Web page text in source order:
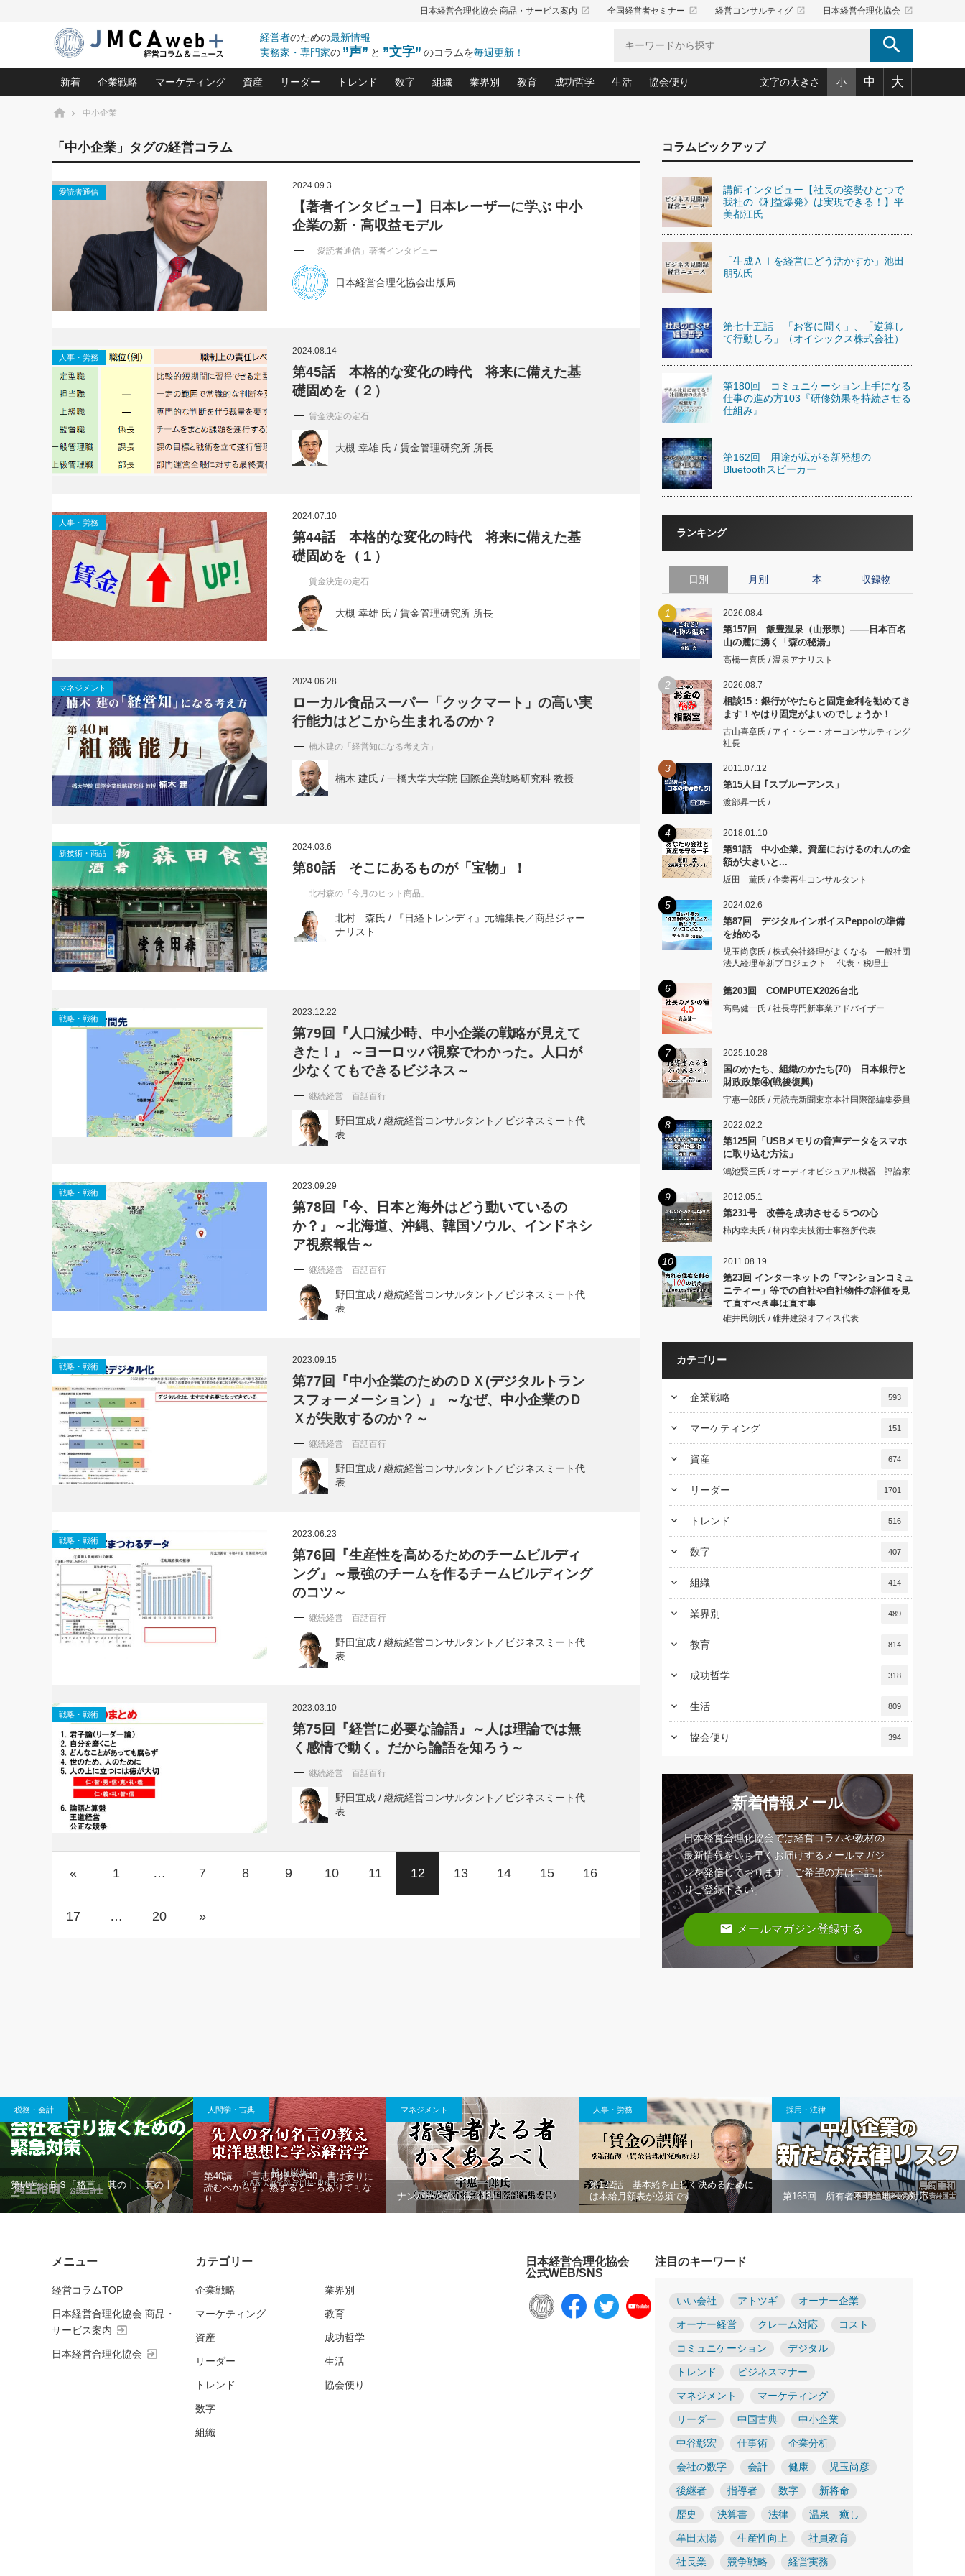
日本経営合理化協会 商品・サービス案内 launch 全国経営者セミナー launch 経営コンサルティグ launch 日本経営合理化協会 launch
経営者のための最新情報
実務家・専門家の ”声” と ”文字” のコラムを毎週更新！ search
新着
相談15：銀行がやたらと固定金
利を勧めてきます！やはり固定
がよいのでしょうか！
2026.08.7
第153回「内需企業があっとい
う間にグローバル成長企業に」
FOOD & LIFE COMPANIES
2026.08.5
スピーチ」ネタ帳（2026年8月5
2026.08.5 2026.08.5
第86回 「言葉狩り」
もっとみる
企業戦略
中小企業の「１位づくり」戦略(96)
利益を最大化する「業務改善」横田尚哉氏(5)
強い会社を築く ビジネス・クリニック(240)
日本レーザー「人を大切にしながら利益を上げる経営」の極意
武器としてのM&A入門(3)
社長のための“儲かる通販”戦略視点(151)
継続経営 百話百行(85)
マーケティング
ネット戦略成功の秘訣 圧倒的に儲かる仕組みづくり講座(12)
ビジネスを一瞬で制する！一流グローバル経営者は知ってい
ロングセラーの玉手箱(9)
大復活＆快進撃！ユニバーサルスタジオジャパンの成功要因と
は(5)
最高の自分を表現する 成功イメージ戦略(77)
酒井光雄 成功事例に学ぶ繁栄企業のブランド戦略(39)
資産
どうなる金融業界(39)
中国経済の最新動向(204)
事業承継の前に、決めておきたい、知っておきたい、やってお
きたいコト(12)
会社と社長のための資産管理講座(95)
深読み企業分析(153)
リーダー
ビジネスリーダー×次の一手「牟田太陽の社長業ネクスト」
ピョートル・F・グジバチの『経営戦略の新常識』(12)
指導者たる者かくあるべし(635)
朝礼・会議での「社長の３分間スピーチ」ネタ帳(159)
楠木建の「経営知になる考え方」(57)
次もあなたにお願いしたいと思われる「一流の仕事術」(28)
酒井英之の社長のビジョン実現道場(10)
トレンド
北村森の「今月のヒット商品」(109)
次の売れ筋をつかむ術(102)
社長のメシの種 4.0(206)
数字
おカネが残る決算書にするために、やっておきたいこと(34)
強い決算書の会社はココが違う！(36)
損益分岐点を下げる、Ｐ／Ｌ不況時代の新戦略(12)
決算書の“見える化”術(12)
賢い社長の「経理財務の見どころ・勘どころ・ツッコミどこ
組織
中小企業の新たな法律リスク(178)
賃金決定の定石(68)
顧客・社員・社会から支持される「ウェルビーイング経営入
業界別
売れる住宅を創る 100の視点(100)
大久保一彦の“流行る”お店の仕組みづくり(210)
柿内幸夫─社長のための現場改善(174)
教育
あなただからお願いしたいと思われる 気配りの達人(127)
クレーム対応の新知識と新常識(57)
デキル社員に育てる！ 社員教育の決め手(203)
東川鷹年の「中小企業の人育て」(38)
業績アップにつながる！ワンランク上の手紙・メール術(100)
欧米資産家に学ぶ二世教育(100)
成功哲学
中国哲学に学ぶ 不況は会社守成の好機(38)
令和時代の「社長の人間力の磨き方」(86)
先人の名句名言の教え 東洋思想に学ぶ経営学(132)
渡部昇一の「日本の指導者たち」(32)
経営に活かす“十八史略”(30)
生活
おのころ心平の ──社長のための「か・ら・だマネジメント」
デジタルＡＶを味方に！新・仕事術(180)
リーダー脳の鍛え方(32)
ワインを楽しむ基礎レッスン(12)
必読！社長が読むべき今月の4冊(88)
眼と耳で楽しむ読書術(162)
社長の「氣」(30)
米国スポーツ・ビジネスに学ぶ心理学(98)
高橋一喜の『これぞ！"本物の温泉"』(157)
協会便り
「愛読者通信」著者インタビュー(44)
ビジネス見聞録 経営ニュース(100)
作間信司の経営無形庵(けいえいむぎょうあん)(166)
経営セミナー情報局(1)
繁栄への着眼点 牟田太陽(76)
講話を聞いて学ぼう 実学・耳学・磨く「ミミガク」のすすめ
文字の大きさ 小 中 大
ホーム 中小企業
「中小企業」タグの経営コラム
愛読者通信
2024.09.3
【著者インタビュー】日本レーザーに学ぶ 中小
企業の新・高収益モデル
「愛読者通信」著者インタビュー
日本経営合理化協会出版局
人事・労務
2024.08.14
第45話 本格的な変化の時代 将来に備えた基
礎固めを（２）
賃金決定の定石
大槻 幸雄 氏 / 賃金管理研究所 所長
人事・労務
2024.07.10
第44話 本格的な変化の時代 将来に備えた基
礎固めを（１）
賃金決定の定石
大槻 幸雄 氏 / 賃金管理研究所 所長
マネジメント
2024.06.28
ローカル食品スーパー「クックマート」の高い実
行能力はどこから生まれるのか？
楠木建の「経営知になる考え方」
楠木 建氏 / 一橋大学大学院 国際企業戦略研究科 教授
新技術・商品
2024.03.6
第80話 そこにあるものが「宝物」！
北村森の「今月のヒット商品」
北村 森氏 / 『日経トレンディ』元編集長／商品ジャー
ナリスト
戦略・戦術
2023.12.22
第79回『人口減少時、中小企業の戦略が見えて
きた！』 ～ヨーロッパ視察でわかった。人口が
少なくてもできるビジネス～
継続経営 百話百行
野田宜成 / 継続経営コンサルタント／ビジネスミート代
表
戦略・戦術
2023.09.29
第78回『今、日本と海外はどう動いているの
か？』～北海道、沖縄、韓国ソウル、インドネシ
ア視察報告～
継続経営 百話百行
野田宜成 / 継続経営コンサルタント／ビジネスミート代
表
戦略・戦術
2023.09.15
第77回『中小企業のためのＤＸ(デジタルトラン
スフォーメーション）』 ～なぜ、中小企業のＤ
Ｘが失敗するのか？～
継続経営 百話百行
野田宜成 / 継続経営コンサルタント／ビジネスミート代
表
戦略・戦術
2023.06.23
第76回『生産性を高めるためのチームビルディ
ング』～最強のチームを作るチームビルディング
のコツ～
継続経営 百話百行
野田宜成 / 継続経営コンサルタント／ビジネスミート代
表
戦略・戦術
2023.03.10
第75回『経営に必要な論語』～人は理論では無
く感情で動く。だから論語を知ろう～
継続経営 百話百行
野田宜成 / 継続経営コンサルタント／ビジネスミート代
表
« 1 … 7 8 9 10 11 12 13 14 15 16
17 … 20 »
コラムピックアップ
講師インタビュー【社長の姿勢ひとつで
我社の《利益爆発》は実現できる！】平
美都江氏
「生成ＡＩを経営にどう活かすか」池田
朋弘氏
第七十五話 「お客に聞く」、「逆算し
て行動しろ」（オイシックス株式会社）
第180回 コミュニケーション上手になる
仕事の進め方103『研修効果を持続させる
仕組み』
第162回 用途が広がる新発想の
Bluetoothスピーカー
ランキング
日別 月別 本 収録物
1 2026.08.4
第157回 飯豊温泉（山形県）――日本百名
山の麓に湧く「森の秘湯」
高橋一喜氏 / 温泉アナリスト
2 2026.08.7
相談15：銀行がやたらと固定金利を勧めてき
ます！やはり固定がよいのでしょうか！
古山喜章氏 / アイ・シー・オーコンサルティング
社長
3 2011.07.12
第15人目 ｢スプルーアンス」
渡部昇一氏 /
4 2018.01.10
第91話 中小企業。資産におけるのれんの金
額が大きいと...
坂田 薫氏 / 企業再生コンサルタント
5 2024.02.6
第87回 デジタルインボイスPeppolの準備
を始める
児玉尚彦氏 / 株式会社経理がよくなる 一般社団
法人経理革新プロジェクト 代表・税理士
6 第203回 COMPUTEX2026台北
高島健一氏 / 社長専門新事業アドバイザー
7 2025.10.28
国のかたち、組織のかたち(70) 日本銀行と
財政政策④(戦後復興)
宇惠一郎氏 / 元読売新聞東京本社国際部編集委員
8 2022.02.2
第125回「USBメモリの音声データをスマホ
に取り込む方法」
鴻池賢三氏 / オーディオビジュアル機器 評論家
9 2012.05.1
第231号 改善を成功させる５つの心
柿内幸夫氏 / 柿内幸夫技術士事務所代表
10 2011.08.19
第23回 インターネットの「マンションコミュ
ニティー」等での自社や自社物件の評価を見
て直すべき事は直す事
碓井民朗氏 / 碓井建築オフィス代表
カテゴリー
keyboard_arrow_down 企業戦略 593
keyboard_arrow_down マーケティング 151
keyboard_arrow_down 資産 674
keyboard_arrow_down リーダー 1701
keyboard_arrow_down トレンド 516
keyboard_arrow_down 数字 407
keyboard_arrow_down 組織 414
keyboard_arrow_down 業界別 489
keyboard_arrow_down 教育 814
keyboard_arrow_down 成功哲学 318
keyboard_arrow_down 生活 809
keyboard_arrow_down 協会便り 394
新着情報メール
日本経営合理化協会では経営コラムや教材の
最新情報をいち早くお届けするメールマガジ
ンを発信しております。ご希望の方は下記よ
りご登録下さい。
email メールマガジン登録する
税務・会計
第60号 ＢＳ「格言」 其の十、其の十
一
人間学・古典
第40講 「言志四録その40」書は妄りに
読むべからず。熟するところありて可な
り。...
マネジメント
ナンバー２の心得（13）
人事・労務
第122話 基本給を正しく決めるために
は本給月額表が必須です
採用・法律
第168回 所有者不明土地への対応
注目のキーワード
いい会社 アトツギ オーナー企業
オーナー経営 クレーム対応 コスト
コミュニケーション デジタル
トレンド ビジネスマナー
マネジメント マーケティング
リーダー 中国古典 中小企業
中谷彰宏 仕事術 企業分析
会社の数字 会計 健康 児玉尚彦
後継者 指導者 数字 新将命
歴史 決算書 法律 温泉 癒し
牟田太陽 生産性向上 社員教育
社長業 競争戦略 経営実務
日本経営合理化協会
公式WEB/SNS
メニュー
経営コラムTOP
日本経営合理化協会 商品・
サービス案内 exit_to_app
日本経営合理化協会 exit_to_app
カテゴリー
企業戦略
マーケティング
資産
リーダー
トレンド
数字
組織
業界別
教育
成功哲学
生活
協会便り